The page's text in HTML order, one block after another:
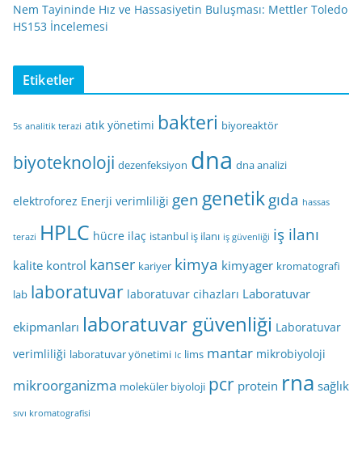
Nem Tayininde Hız ve Hassasiyetin Buluşması: Mettler Toledo
HS153 İncelemesi
Etiketler
5s analitik terazi atık yönetimi bakteri biyoreaktör
biyoteknoloji dezenfeksiyon dna dna analizi
elektroforez Enerji verimliliği gen genetikgıda hassas
terazi HPLC hücre ilaç istanbul iş ilanı iş güvenliği iş ilanı
kalite kontrol kanser kariyer kimya kimyager kromatografi
lab laboratuvar laboratuvar cihazları Laboratuvar
ekipmanları laboratuvar güvenliği Laboratuvar
verimliliği laboratuvar yönetimi lc lims mantar mikrobiyoloji
mikroorganizma moleküler biyoloji pcr protein rna sağlık
sıvı kromatografisi